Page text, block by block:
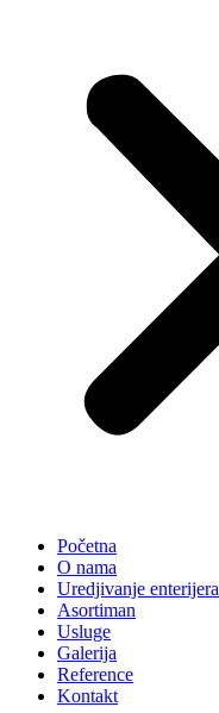
Početna
O nama
Uredjivanje enterijera
Asortiman
Usluge
Galerija
Reference
Kontakt